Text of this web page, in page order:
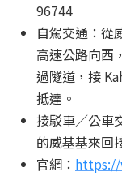
96744
自駕交通：從
高速公路向西
過隧道，接
抵達。
接駁車／公車
的威基基來回
官網：